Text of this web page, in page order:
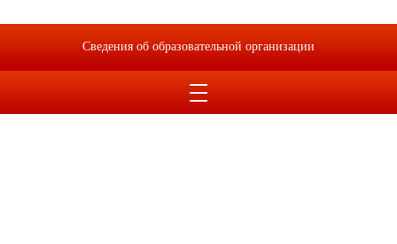
Сведения об образовательной организации